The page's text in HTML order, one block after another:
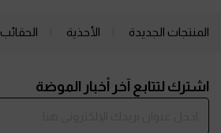
المنتجات الجديدة الأحذية الحقائب
اشترك لتتابع آخر أخبار الموضة